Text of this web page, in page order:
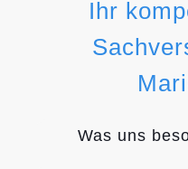
Ihr
Was uns